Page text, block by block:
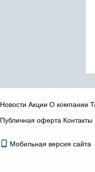
Новости Акции О компании
Публичная оферта Контакты
Мобильная версия сайта